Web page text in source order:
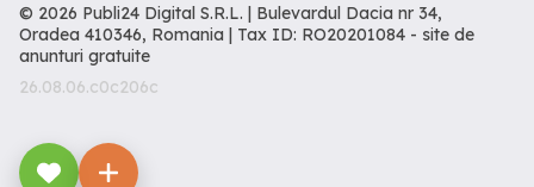
© 2026 Publi24 Digital S.R.L. | Bulevardul Dacia nr 34,
Oradea 410346, Romania | Tax ID: RO20201084 - site de
anunturi gratuite
26.08.06.c0c206c